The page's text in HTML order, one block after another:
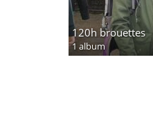
120h brouettes
1 album